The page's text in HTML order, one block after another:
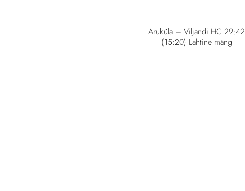
Aruküla – Viljandi HC 29:42
(15:20) Lahtine mäng